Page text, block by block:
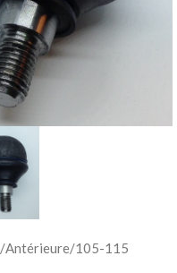
/Antérieure/105-115